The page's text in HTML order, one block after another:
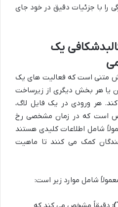
را با جزئیات دقیق در خود جای
یک
متنی است که فعالیت های یک
یا هر بخش دیگری از زیرساخت
هر ورودی در یک فایل لاگ،
است که در زمان مشخصی رخ
شامل اطلاعات کلیدی هستند
کمک می کنند تا ماهیت
شامل موارد زیر است: